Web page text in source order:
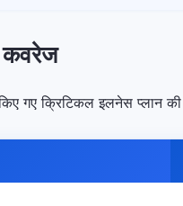
कवरेज
किए गए क्रिटिकल इलनेस प्लान